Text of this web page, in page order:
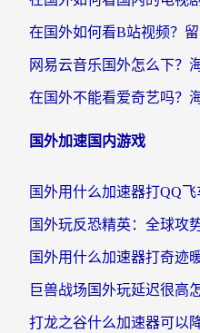
国外加速国内游戏